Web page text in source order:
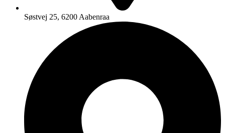
Søstvej 25, 6200 Aabenraa